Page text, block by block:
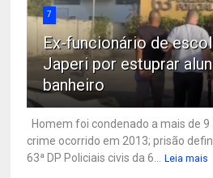
7
Ex-funcionário de
Japeri por estuprar
banheiro
Homem foi condenado a mais de 9
crime ocorrido em 2013; prisão
63ª DP Policiais civis da 6...
Leia mais